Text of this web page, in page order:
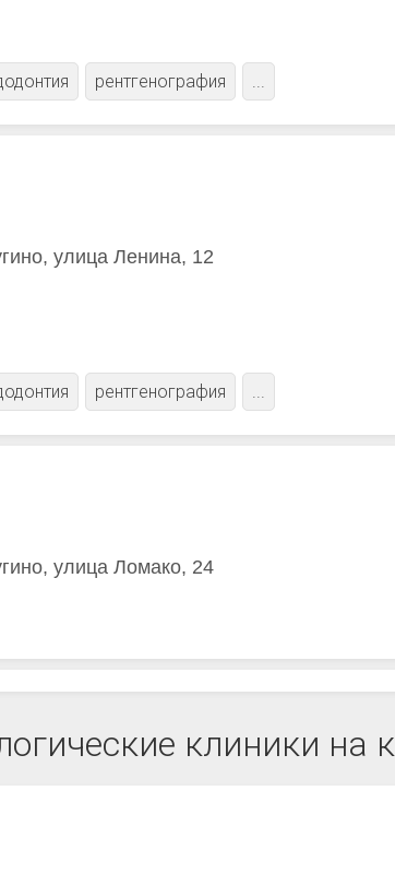
рентгенография ...
улица Ленина, 12
рентгенография ...
улица Ломако, 24
клиники на